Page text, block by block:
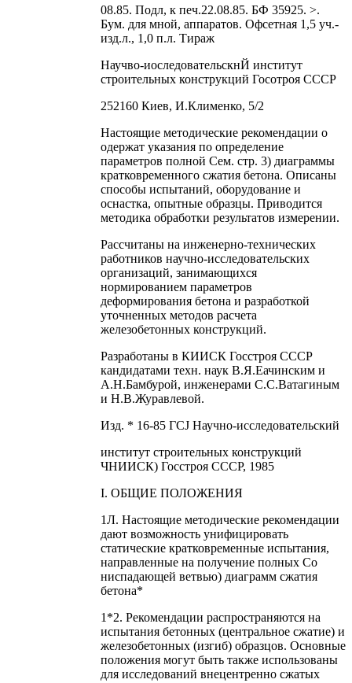
08.85. Подл, к печ.22.08.85. БФ 35925. >.
Бум. для мной, аппаратов. Офсетная 1,5 уч.-
изд.л., 1,0 п.л. Тираж
Научво-иоследовательскнЙ институт
строительных конструкций Госотроя СССР
252160 Киев, И.Клименко, 5/2
Настоящие методические рекомендации о
одержат указания по определение
параметров полной Сем. стр. 3) диаграммы
кратковременного сжатия бетона. Описаны
способы испытаний, оборудование и
оснастка, опытные образцы. Приводится
методика обработки результатов измерении.
Рассчитаны на инженерно-технических
работников научно-исследовательских
организаций, занимающихся
нормированием параметров
деформирования бетона и разработкой
уточненных методов расчета
железобетонных конструкций.
Разработаны в КИИСК Госстроя СССР
кандидатами техн. наук В.Я.Еачинским и
А.Н.Бамбурой, инженерами С.С.Ватагиным
и Н.В.Журавлевой.
Изд. * 16-85 ГCJ Научно-исследовательский
институт строительных конструкций
ЧНИИСК) Госстроя СССР, 1985
I. ОБЩИЕ ПОЛОЖЕНИЯ
1Л. Настоящие методические рекомендации
дают возможность унифицировать
статические кратковременные испытания,
направленные на получение полных Со
ниспадающей ветвью) диаграмм сжатия
бетона*
1*2. Рекомендации распространяются на
испытания бетонных (центральное сжатие) и
железобетонных (изгиб) образцов. Основные
положения могут быть также использованы
для исследований внецентренно сжатых